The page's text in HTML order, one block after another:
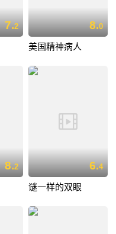
7.2 8.0
美国精神病人
8.2 6.4
谜一样的双眼